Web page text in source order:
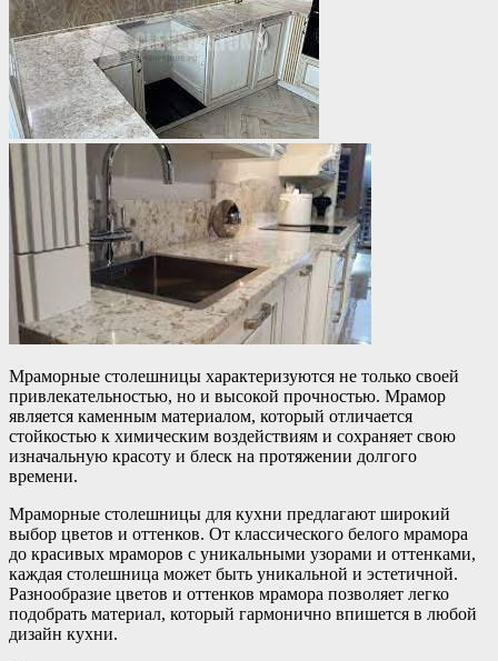
Мраморные столешницы характеризуются не только своей
привлекательностью, но и высокой прочностью. Мрамор
является каменным материалом, который отличается
стойкостью к химическим воздействиям и сохраняет свою
изначальную красоту и блеск на протяжении долгого
времени.
Мраморные столешницы для кухни предлагают широкий
выбор цветов и оттенков. От классического белого мрамора
до красивых мраморов с уникальными узорами и оттенками,
каждая столешница может быть уникальной и эстетичной.
Разнообразие цветов и оттенков мрамора позволяет легко
подобрать материал, который гармонично впишется в любой
дизайн кухни.